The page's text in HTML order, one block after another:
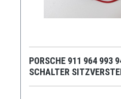
PORSCHE 911 964 993
SCHALTER